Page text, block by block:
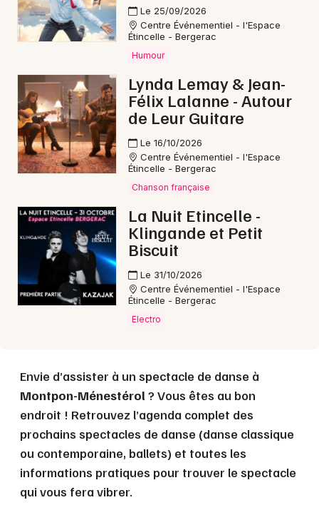
Magazine à Montpon-Ménestérol
Choisir mes départements
Mon email
Je m'abonne
Le 25/09/2026
Centre Événementiel - l'Espace
Étincelle - Bergerac
Humour
Lynda Lemay & Jean-
Félix Lalanne - Autour
de Leur Guitare
Le 16/10/2026
Centre Événementiel - l'Espace
Étincelle - Bergerac
Chanson française
La Nuit Etincelle -
Klingande et Petit
Biscuit
Le 31/10/2026
Centre Événementiel - l'Espace
Étincelle - Bergerac
Electro
Envie d’assister à un spectacle de danse à
Montpon-Ménestérol ? Vous êtes au bon
endroit ! Retrouvez l’agenda complet des
prochains spectacles de danse (danse classique
ou contemporaine, ballets) et toutes les
informations pratiques pour trouver le spectacle
qui vous fera vibrer.